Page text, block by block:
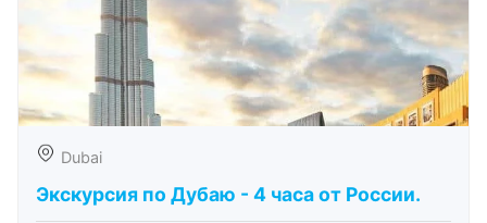
Dubai
Экскурсия по Дубаю - 4 часа от России.